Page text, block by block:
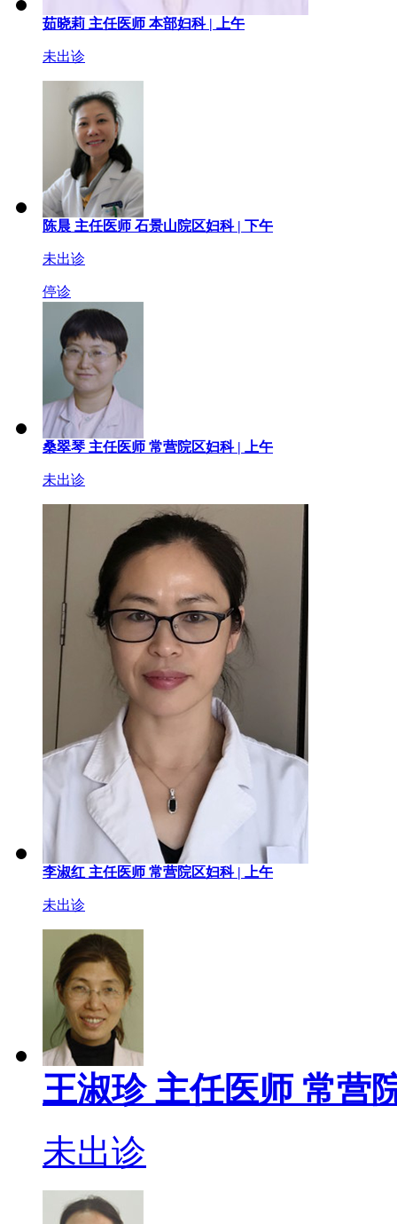
茹晓莉 主任医师 本部妇科 | 上午
未出诊
陈晨 主任医师 石景山院区妇科 | 下午
未出诊
停诊
桑翠琴 主任医师 常营院区妇科 | 上午
未出诊
李淑红 主任医师 常营院区妇科 | 上午
未出诊
王淑珍 主任医师 常营
未出诊